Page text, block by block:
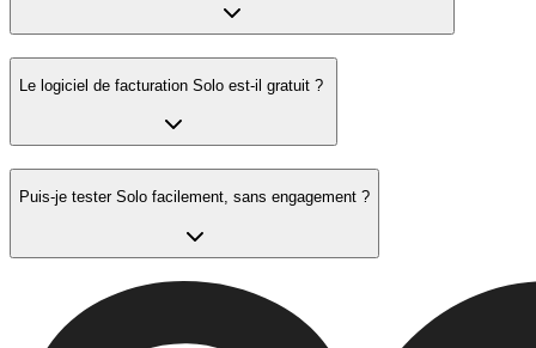
Le logiciel de facturation Solo est-il gratuit ?
Puis-je tester Solo facilement, sans engagement ?